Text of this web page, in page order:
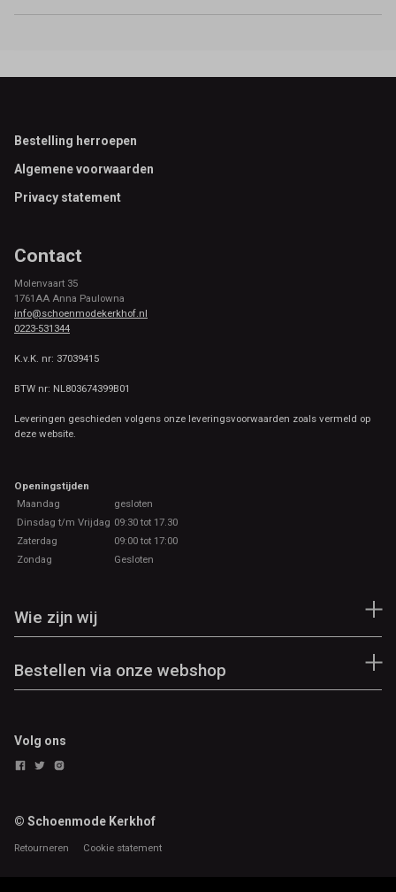
Footer
Bestelling herroepen
Algemene voorwaarden
Privacy statement
Contact
Molenvaart 35
1761AA Anna Paulowna
info@schoenmodekerkhof.nl
0223-531344
K.v.K. nr: 37039415
BTW nr: NL803674399B01
Leveringen geschieden volgens onze leveringsvoorwaarden zoals vermeld op
deze website.
Openingstijden
Maandag
gesloten
Dinsdag t/m Vrijdag 09:30 tot 17.30
Zaterdag
09:00 tot 17:00
Zondag
Gesloten
Wie zijn wij
Bestellen via onze webshop
Volg ons
© Schoenmode Kerkhof
Retourneren Cookie statement